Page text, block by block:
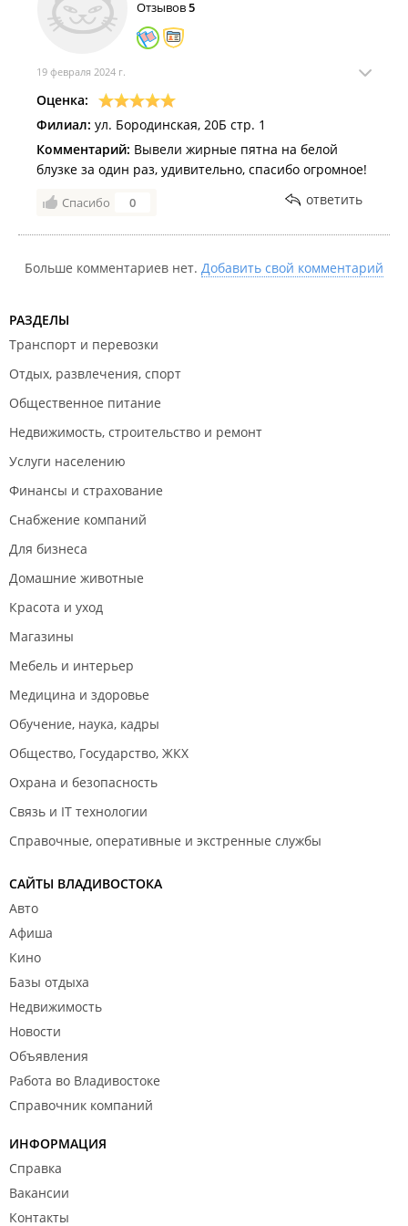
Отзывов5
19 февраля 2024 г.
Оценка:
Филиал: ул. Бородинская, 20Б стр. 1
Комментарий: Вывели жирные пятна на белой
блузке за один раз, удивительно, спасибо огромное!
Спасибо 0 ответить
Больше комментариев нет. Добавить свой комментарий
РАЗДЕЛЫ
Транспорт и перевозки
Отдых, развлечения, спорт
Общественное питание
Недвижимость, строительство и ремонт
Услуги населению
Финансы и страхование
Снабжение компаний
Для бизнеса
Домашние животные
Красота и уход
Магазины
Мебель и интерьер
Медицина и здоровье
Обучение, наука, кадры
Общество, Государство, ЖКХ
Охрана и безопасность
Связь и IT технологии
Справочные, оперативные и экстренные службы
САЙТЫ ВЛАДИВОСТОКА
Авто
Афиша
Кино
Базы отдыха
Недвижимость
Новости
Объявления
Работа во Владивостоке
Справочник компаний
ИНФОРМАЦИЯ
Справка
Вакансии
Контакты